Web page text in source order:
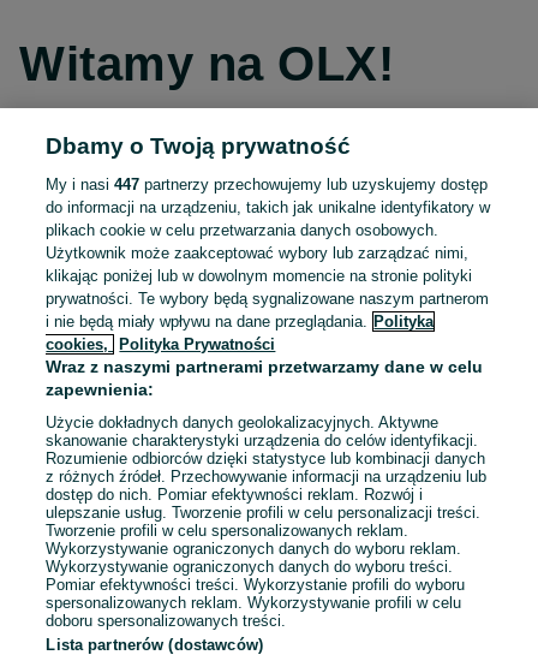
Witamy na OLX!
Kontynuuj przez Facebooka
Kontynuuj przez konto Apple
Kontynuuj przez konto Google
LUB
E-mail
Hasło
Dbamy o Twoją prywatność
My i nasi447 partnerzy przechowujemy lub uzyskujemy dostęp
do informacji na urządzeniu, takich jak unikalne identyfikatory w
plikach cookie w celu przetwarzania danych osobowych.
Użytkownik może zaakceptować wybory lub zarządzać nimi,
klikając poniżej lub w dowolnym momencie na stronie polityki
prywatności. Te wybory będą sygnalizowane naszym partnerom
i nie będą miały wpływu na dane przeglądania.
Polityka
cookies,
Polityka Prywatności
Wraz z naszymi partnerami przetwarzamy dane w celu
zapewnienia:
Użycie dokładnych danych geolokalizacyjnych. Aktywne
skanowanie charakterystyki urządzenia do celów identyfikacji.
Rozumienie odbiorców dzięki statystyce lub kombinacji danych
z różnych źródeł. Przechowywanie informacji na urządzeniu lub
dostęp do nich. Pomiar efektywności reklam. Rozwój i
ulepszanie usług. Tworzenie profili w celu personalizacji treści.
Tworzenie profili w celu spersonalizowanych reklam.
Wykorzystywanie ograniczonych danych do wyboru reklam.
Wykorzystywanie ograniczonych danych do wyboru treści.
Pomiar efektywności treści. Wykorzystanie profili do wyboru
spersonalizowanych reklam. Wykorzystywanie profili w celu
doboru spersonalizowanych treści.
Lista partnerów (dostawców)